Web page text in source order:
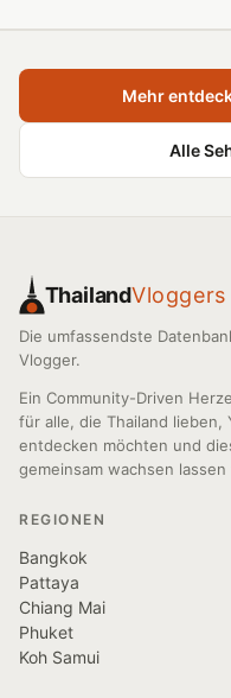
Mehr
Alle
ThailandVloggers
Die umfassendste
Vlogger.
Ein Community-Driven
für alle, die Thailand lieben,
entdecken möchten und
gemeinsam wachsen lassen
REGIONEN
Bangkok
Pattaya
Chiang Mai
Phuket
Koh Samui